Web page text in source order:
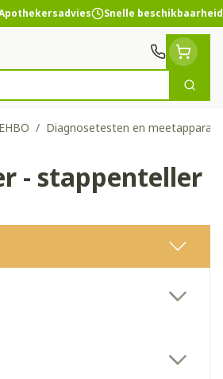
Snelle beschikbaarheid
Zoek
/ Diagnosetesten en
- stappenteller